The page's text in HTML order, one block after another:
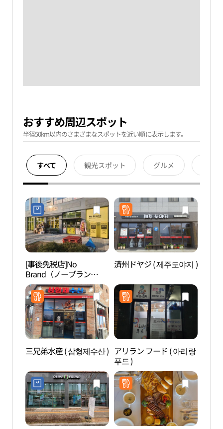
おすすめ周辺スポット
半径50km以内のさまざまなスポットを近い順に表示します。
すべて 観光スポット グルメ
[事後免税店]No
Brand（ノーブラン
ド）・ウォンジュジジョ
ン（原州地正）店(노브
랜드 원주지정점)
済州ドヤジ ( 제주도야지 )
三兄弟水産 ( 삼형제수산 ) アリラン フード ( 아리랑
푸드 )